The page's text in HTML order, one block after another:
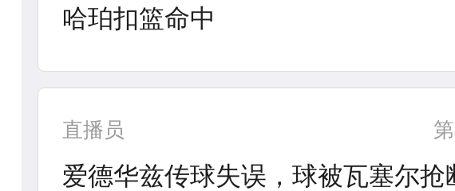
哈珀扣篮命中
直播员
爱德华兹传球失误，球被瓦塞尔抢